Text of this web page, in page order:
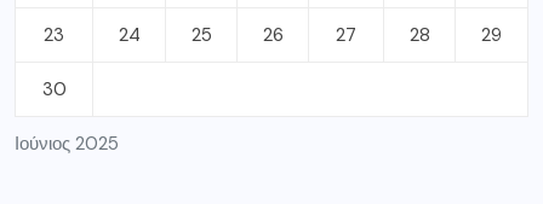
Ιούνιος 2025
23 24 25 26 27 28 29
30